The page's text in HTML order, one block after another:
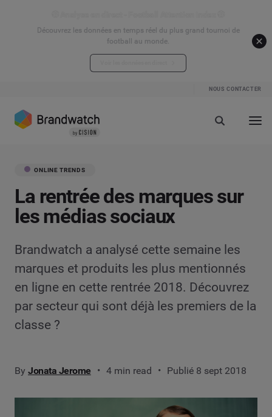
Découvrez les données en temps réel du plus grand tournoi de
football au monde.
NOUS CONTACTER
ONLINE TRENDS
La rentrée des marques sur
les médias sociaux
Brandwatch a analysé cette semaine les
marques et produits les plus mentionnés
en ligne en cette rentrée 2018. Découvrez
par secteur qui sont déjà les premiers de la
classe ?
By Jonata Jerome 4 min read Publié 8 sept 2018